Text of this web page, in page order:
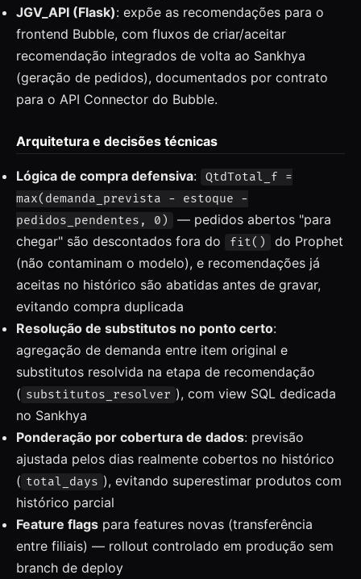
JGV_API (Flask): expõe as recomendações para o
frontend Bubble, com fluxos de criar/aceitar
recomendação integrados de volta ao Sankhya
(geração de pedidos), documentados por contrato
para o API Connector do Bubble.
Arquitetura e decisões técnicas
Lógica de compra defensiva:
QtdTotal_f =
max(demanda_prevista − estoque −
pedidos_pendentes, 0)
— pedidos abertos "para
chegar" são descontados fora do
fit()
do Prophet
(não contaminam o modelo), e recomendações já
aceitas no histórico são abatidas antes de gravar,
evitando compra duplicada
Resolução de substitutos no ponto certo:
agregação de demanda entre item original e
substitutos resolvida na etapa de recomendação
( substitutos_resolver ), com view SQL dedicada
no Sankhya
Ponderação por cobertura de dados: previsão
ajustada pelos dias realmente cobertos no histórico
( total_days ), evitando superestimar produtos com
histórico parcial
Feature flags para features novas (transferência
entre filiais) — rollout controlado em produção sem
branch de deploy